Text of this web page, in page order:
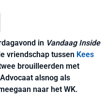
in Vandaag Inside
vriendschap tussen Kees
brouilleerden met
alsnog als
naar het WK.